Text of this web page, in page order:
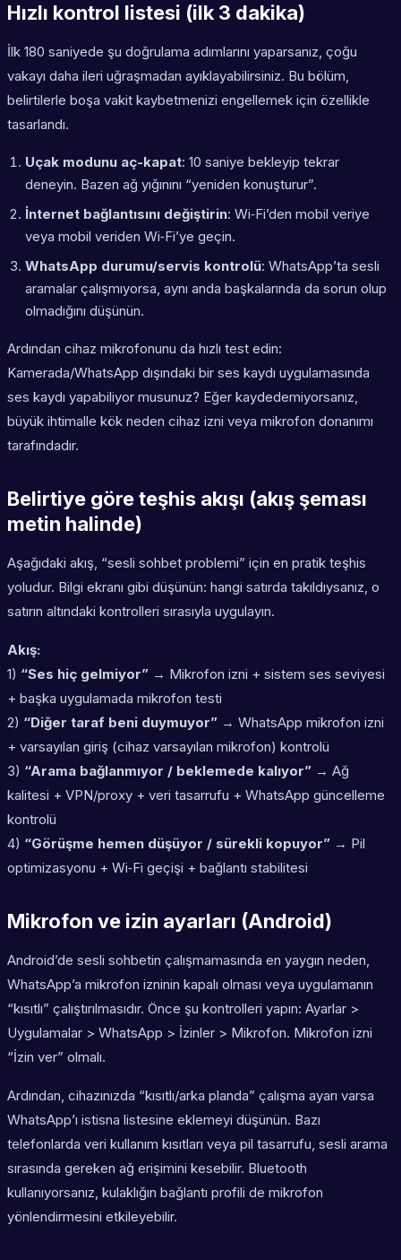
Hızlı kontrol listesi (ilk 3 dakika)
İlk 180 saniyede şu doğrulama adımlarını yaparsanız, çoğu
vakayı daha ileri uğraşmadan ayıklayabilirsiniz. Bu bölüm,
belirtilerle boşa vakit kaybetmenizi engellemek için özellikle
tasarlandı.
Uçak modunu aç-kapat: 10 saniye bekleyip tekrar
deneyin. Bazen ağ yığınını “yeniden konuşturur”.
İnternet bağlantısını değiştirin: Wi‑Fi’den mobil veriye
veya mobil veriden Wi‑Fi’ye geçin.
WhatsApp durumu/servis kontrolü: WhatsApp’ta sesli
aramalar çalışmıyorsa, aynı anda başkalarında da sorun olup
olmadığını düşünün.
Ardından cihaz mikrofonunu da hızlı test edin:
Kamerada/WhatsApp dışındaki bir ses kaydı uygulamasında
ses kaydı yapabiliyor musunuz? Eğer kaydedemiyorsanız,
büyük ihtimalle kök neden cihaz izni veya mikrofon donanımı
tarafındadır.
Belirtiye göre teşhis akışı (akış şeması
metin halinde)
Aşağıdaki akış, “sesli sohbet problemi” için en pratik teşhis
yoludur. Bilgi ekranı gibi düşünün: hangi satırda takıldıysanız, o
satırın altındaki kontrolleri sırasıyla uygulayın.
Akış:
1) “Ses hiç gelmiyor” → Mikrofon izni + sistem ses seviyesi
+ başka uygulamada mikrofon testi
2) “Diğer taraf beni duymuyor” → WhatsApp mikrofon izni
+ varsayılan giriş (cihaz varsayılan mikrofon) kontrolü
3) “Arama bağlanmıyor / beklemede kalıyor” → Ağ
kalitesi + VPN/proxy + veri tasarrufu + WhatsApp güncelleme
kontrolü
4) “Görüşme hemen düşüyor / sürekli kopuyor” → Pil
optimizasyonu + Wi‑Fi geçişi + bağlantı stabilitesi
Mikrofon ve izin ayarları (Android)
Android’de sesli sohbetin çalışmamasında en yaygın neden,
WhatsApp’a mikrofon izninin kapalı olması veya uygulamanın
“kısıtlı” çalıştırılmasıdır. Önce şu kontrolleri yapın: Ayarlar >
Uygulamalar > WhatsApp > İzinler > Mikrofon. Mikrofon izni
“İzin ver” olmalı.
Ardından, cihazınızda “kısıtlı/arka planda” çalışma ayarı varsa
WhatsApp’ı istisna listesine eklemeyi düşünün. Bazı
telefonlarda veri kullanım kısıtları veya pil tasarrufu, sesli arama
sırasında gereken ağ erişimini kesebilir. Bluetooth
kullanıyorsanız, kulaklığın bağlantı profili de mikrofon
yönlendirmesini etkileyebilir.